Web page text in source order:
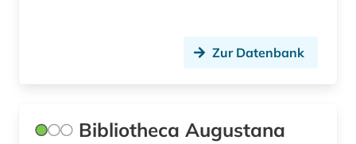
protestantismus (1)
provinzialrömische archäologie (1)
Zur Datenbank
Bibliotheca Augustana